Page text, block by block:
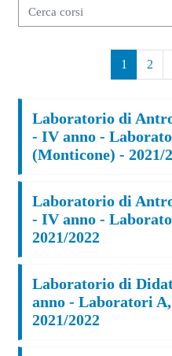
1 Pagina 1
2
Laboratorio di
- IV anno -
(Monticone) - 2021/
Laboratorio di
- IV anno -
2021/2022
Laboratorio di
anno - Laboratori
2021/2022